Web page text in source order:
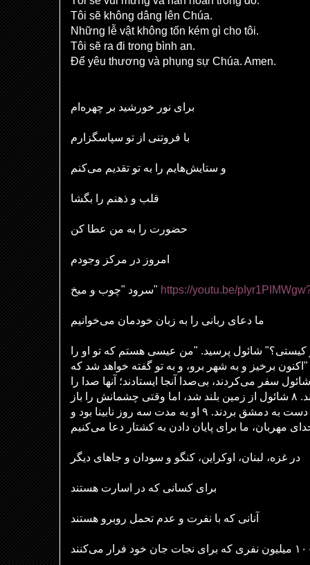
Tôi sẽ không dâng lên Chúa.
Những lễ vật không tốn kém gì cho tôi.
Tôi sẽ ra đi trong bình an.
Để yêu thương và phụng sự Chúa. Amen.
برای نور خورشید بر چهره‌ام
با فروتنی از تو سپاسگزارم
و ستایشهایم را به تو تقدیم می‌کنم
قلب و ذهنم را بگشا
حضورت را به من عطا کن
امروز در مرکز وجودم
سرود "چوب و میخ" https://youtu.be/
ما دعای ربانی را به زبان خودمان می‌خوانیم
"خداوندا، تو کیستی؟" شائول پرسید. "من عیسی هستم که تو او را
آزار می‌دهی." او پاسخ داد. ۶ "اکنون برخیز و به شهر برو، و به تو گفته خواهد شد که
که با شائول سفر می‌کردند، بی‌صدا آنجا ایستادند؛ آنها صدا را
می‌شنیدند اما کسی را نمی‌دیدند. ۸ شائول از زمین بلند شد، اما وقتی چشمانش را باز
کرد، چیزی ندید. بنابراین او را با دست به دمشق بردند. ۹ او به مدت سه روز نابینا بود و
مهربان، ما برای پایان دادن به کشتار دعا می‌کنیم
در غزه، لبنان، اوکراین، کنگو و سودان و جاهای دیگر
برای کسانی که در اسارت هستند
آنانی که با نفرت و عدم تحمل روبرو هستند